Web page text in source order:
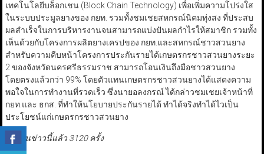
เทคโนโลยีบล็อกเชน (Block Chain Technology) เพื่อเพิ่มความโปร่งใส
ในระบบประมูลยางของ กยท. รวมทั้งชมเชยสหกรณ์นิคมทุ่งสง ที่ประสบ
ผลสำเร็จในการบริหารงานจนสามารถแบ่งปันผลกำไรให้สมาชิก รวมทั้ง
เห็นด้วยกับโครงการผลิตยางเครปของ กยท.และสหกรณ์ชาวสวนยาง
สำหรับความคืบหน้าโครงการประกันรายได้เกษตรกรชาวสวนยางระยะ
2 ของจังหวัดนครศรีธรรมราช สามารถโอนเงินถึงมือชาวสวนยาง
โดยตรงแล้วกว่า 99% โดยตัวแทนเกษตรกรชาวสวนยางได้แสดงความ
พอใจในการทำงานที่รวดเร็ว ซึ่งนายอลงกรณ์ ได้กล่าวชมเชยเจ้าหน้าที่
กยท.และ ธกส. ที่ทำให้นโยบายประกันรายได้ ทำได้จริงทำได้ไวเป็น
ประโยชน์แก่เกษตรกรชาวสวนยาง
มีผู้อ่านข่าวนี้แล้ว 3120 ครั้ง